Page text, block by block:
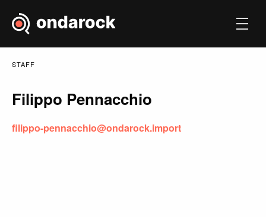
STAFF
Filippo Pennacchio
filippo-pennacchio@ondarock.import